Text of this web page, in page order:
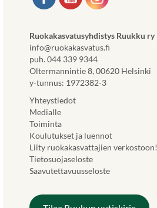
Ruokakasvatusyhdistys Ruukku ry
info@ruokakasvatus.fi
puh. 044 339 9344
Oltermannintie 8, 00620 Helsinki
y-tunnus: 1972382-3
Yhteystiedot
Medialle
Toiminta
Koulutukset ja luennot
Liity ruokakasvattajien verkostoon!
Tietosuojaseloste
Saavutettavuusseloste